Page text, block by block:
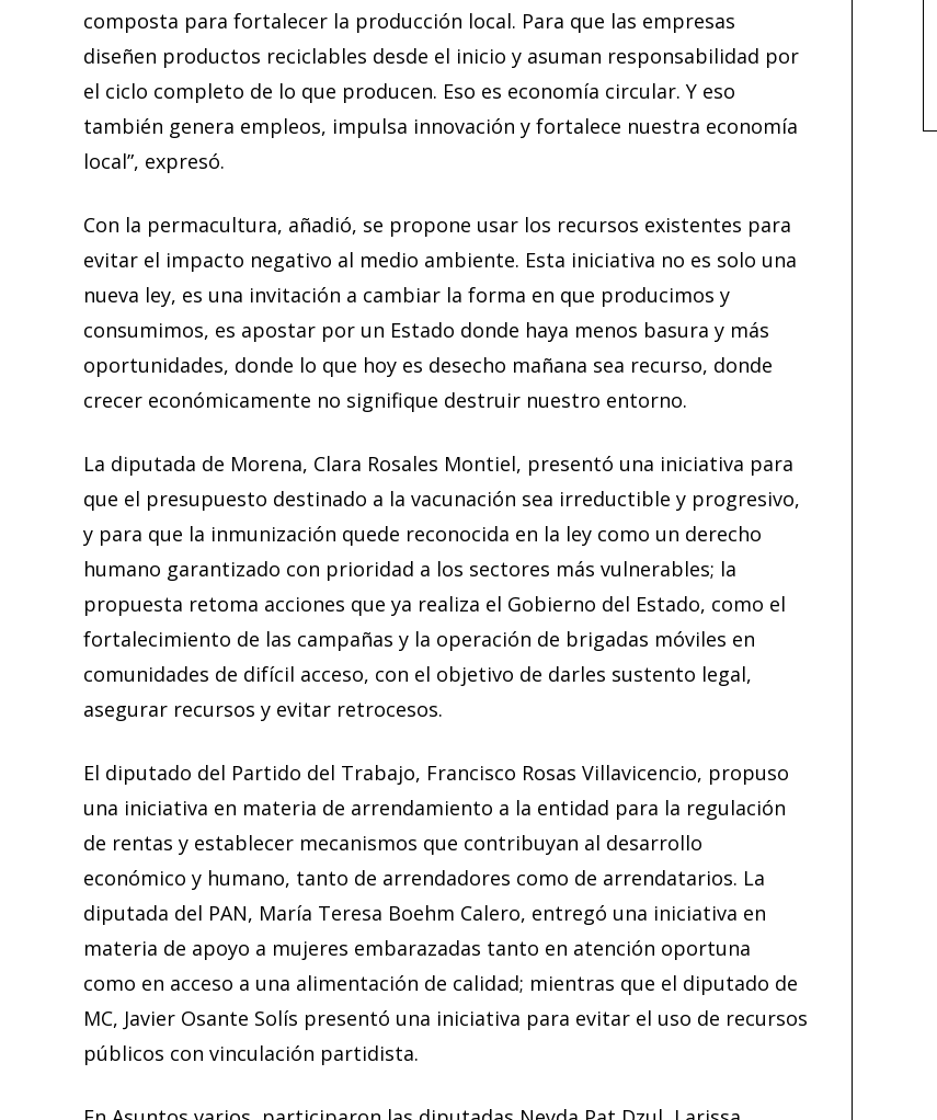
composta para fortalecer la producción local. Para que las empresas
diseñen productos reciclables desde el inicio y asuman responsabilidad por
el ciclo completo de lo que producen. Eso es economía circular. Y eso
también genera empleos, impulsa innovación y fortalece nuestra economía
local”, expresó.
Con la permacultura, añadió, se propone usar los recursos existentes para
evitar el impacto negativo al medio ambiente. Esta iniciativa no es solo una
nueva ley, es una invitación a cambiar la forma en que producimos y
consumimos, es apostar por un Estado donde haya menos basura y más
oportunidades, donde lo que hoy es desecho mañana sea recurso, donde
crecer económicamente no signifique destruir nuestro entorno.
La diputada de Morena, Clara Rosales Montiel, presentó una iniciativa para
que el presupuesto destinado a la vacunación sea irreductible y progresivo,
y para que la inmunización quede reconocida en la ley como un derecho
humano garantizado con prioridad a los sectores más vulnerables; la
propuesta retoma acciones que ya realiza el Gobierno del Estado, como el
fortalecimiento de las campañas y la operación de brigadas móviles en
comunidades de difícil acceso, con el objetivo de darles sustento legal,
asegurar recursos y evitar retrocesos.
El diputado del Partido del Trabajo, Francisco Rosas Villavicencio, propuso
una iniciativa en materia de arrendamiento a la entidad para la regulación
de rentas y establecer mecanismos que contribuyan al desarrollo
económico y humano, tanto de arrendadores como de arrendatarios. La
diputada del PAN, María Teresa Boehm Calero, entregó una iniciativa en
materia de apoyo a mujeres embarazadas tanto en atención oportuna
como en acceso a una alimentación de calidad; mientras que el diputado de
MC, Javier Osante Solís presentó una iniciativa para evitar el uso de recursos
públicos con vinculación partidista.